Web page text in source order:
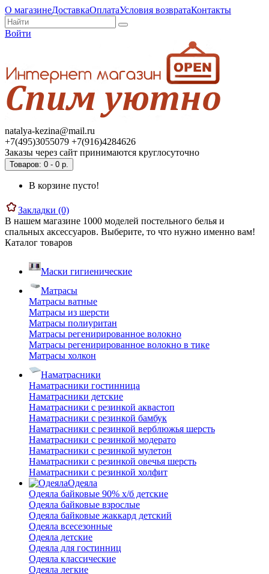
О магазинеДоставкаОплатаУсловия возвратаКонтакты
Войти
natalya-kezina@mail.ru
+7(495)3055079 +7(916)4284626
Заказы через сайт принимаются круглосуточно
Товаров: 0 - 0 р.
В корзине пусто!
Закладки (0)
В нашем магазине 1000 моделей постельного белья и
спальных аксессуаров. Выберите, то что нужно именно вам!
Каталог товаров
Маски гигиенические
Матрасы
Матрасы ватные
Матрасы из шерсти
Матрасы полиуритан
Матрасы регенирированное волокно
Матрасы регенирированное волокно в тике
Матрасы холкон
Наматрасники
Наматрасники гостинница
Наматрасники детские
Наматрасники с резинкой аквастоп
Наматрасники с резинкой бамбук
Наматрасники с резинкой верблюжья шерсть
Наматрасники с резинкой модерато
Наматрасники с резинкой мулетон
Наматрасники с резинкой овечья шерсть
Наматрасники с резинкой холфит
Одеяла
Одеяла байковые 90% х/б детские
Одеяла байковые взрослые
Одеяла байковые жаккард детский
Одеяла всесезонные
Одеяла детские
Одеяла для гостинниц
Одеяла классические
Одеяла легкие